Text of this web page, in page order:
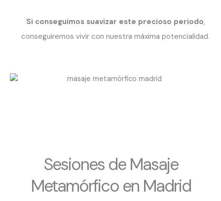
Si conseguimos suavizar este precioso periodo,
conseguiremos vivir con nuestra máxima potencialidad.
Sesiones de Masaje
Metamórfico en Madrid